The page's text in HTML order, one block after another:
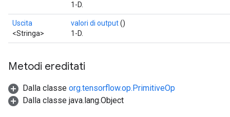
1-D.
Uscita
<Stringa>
valori di output()
1-D.
Metodi ereditati
Dalla classe org.tensorflow.op.PrimitiveOp
Dalla classe java.lang.Object